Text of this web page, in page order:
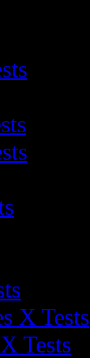
X Tests
Tests